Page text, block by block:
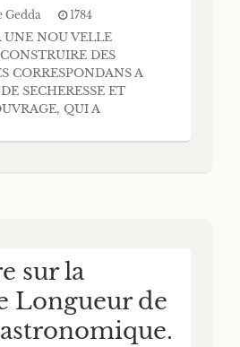
Gedda 1784
UNE NOU VELLE
DES
CORRESPONDANS A
SECHERESSE ET
QUI A
DES SCIENCES DE
sur la
Longueur de